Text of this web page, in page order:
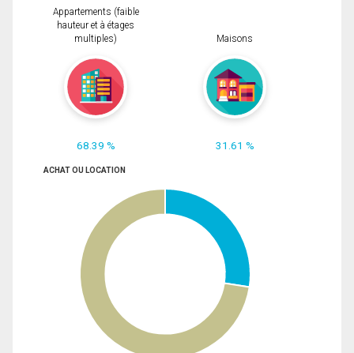
Appartements (faible
hauteur et à étages
multiples)
68.39 %
Maisons
31.61 %
ACHAT OU LOCATION